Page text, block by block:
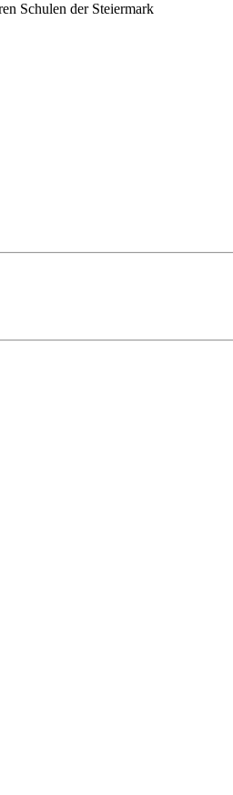
Schulen der Steiermark